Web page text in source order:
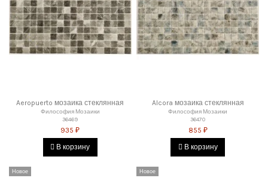
Aeropuerto мозаика стеклянная
Философия Мозаики
36469
935 ₽
В корзину
Alcora мозаика стеклянная
Философия Мозаики
36470
855 ₽
В корзину
Новое Новое